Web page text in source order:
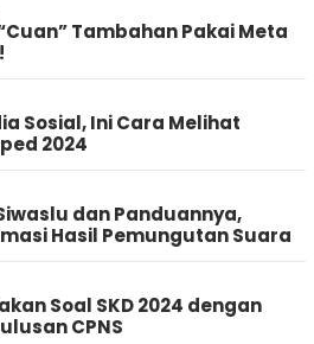
Tambahan Pakai Meta
Sosial, Ini Cara Melihat
2024
dan Panduannya,
Hasil Pemungutan Suara
Soal SKD 2024 dengan
CPNS